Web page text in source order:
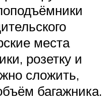
места
розетку и
сложить,
багажника.